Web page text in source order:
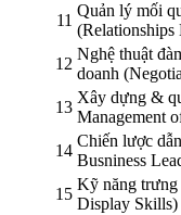
11
Quản lý mối
(Relationships
12
Nghệ thuật
doanh
13
Xây dựng &
Management
14
Chiến lược
Busniness
15
Kỹ năng trưng
Display Skills)